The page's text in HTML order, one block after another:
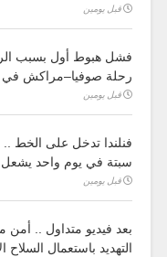
قبل يومين
فشل هبوط أول بسبب
رحلة صوفيا–مراكش في
قبل يومين
سبتة في يوم واحد يشعل
قبل يومين
بعد فيديو متداول ..
التهديد باستعمال السلاح